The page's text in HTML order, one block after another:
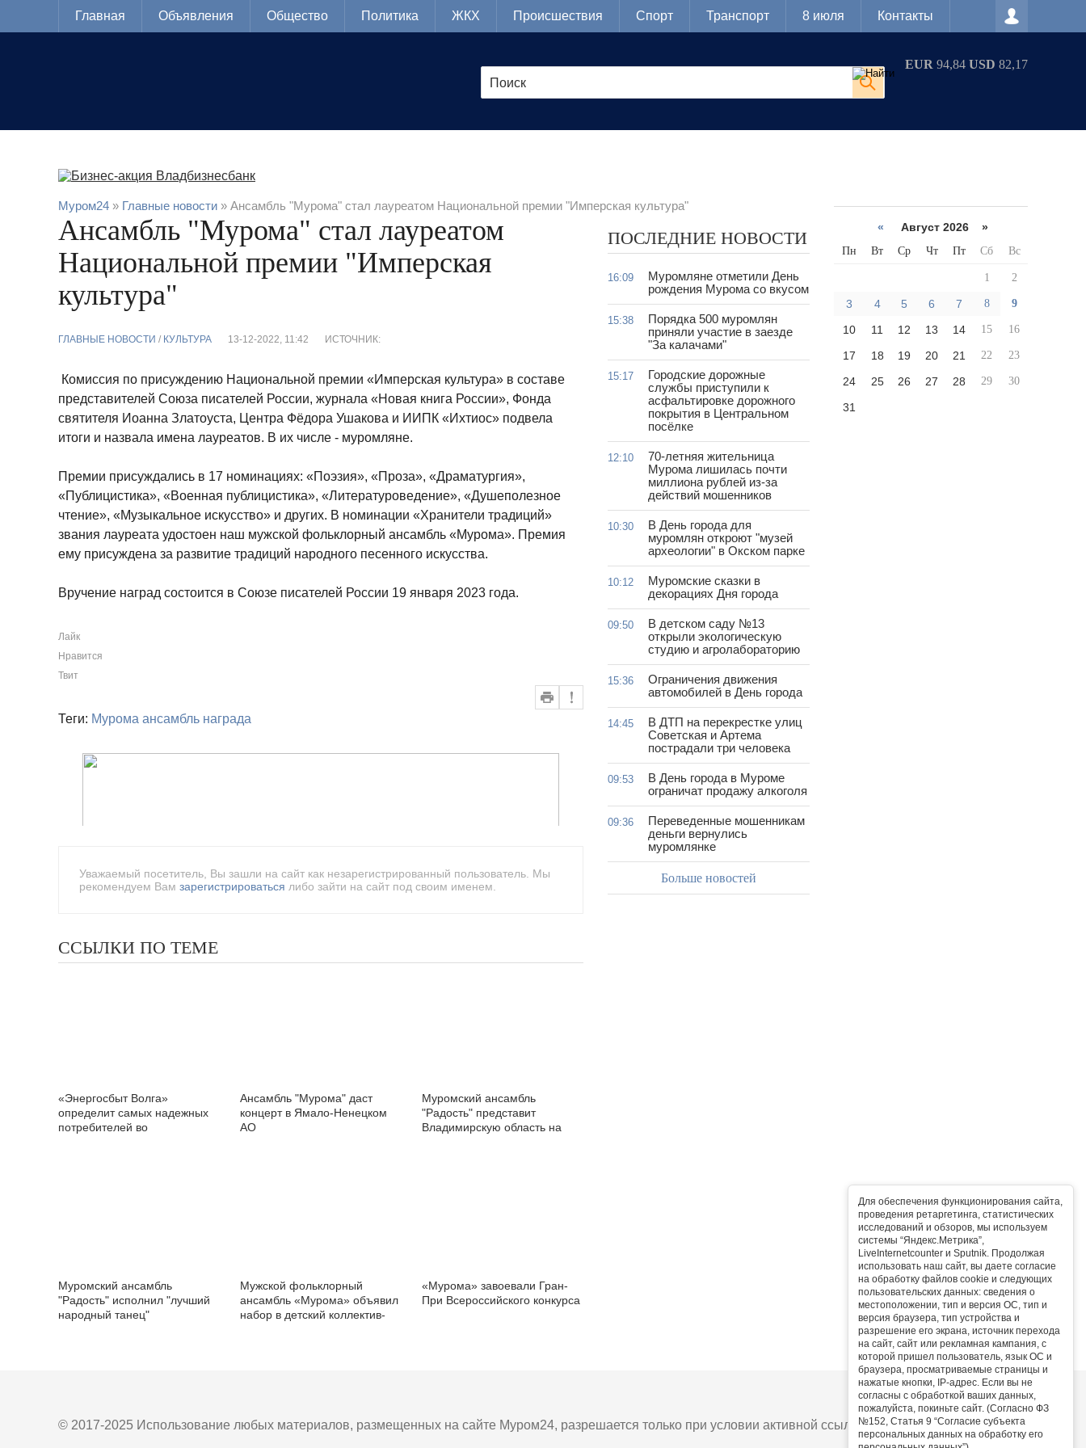
Для обеспечения функционирования сайта,
проведения ретаргетинга, статистических
исследований и обзоров, мы используем
системы “Яндекс.Метрика”,
LiveInternetcounter и Sputnik. Продолжая
использовать наш сайт, вы даете согласие
на обработку файлов cookie и следующих
пользовательских данных: сведения о
местоположении, тип и версия ОС, тип и
версия браузера, тип устройства и
разрешение его экрана, источник перехода
на сайт, сайт или рекламная кампания, с
которой пришел пользователь, язык ОС и
браузера, просматриваемые страницы и
нажатые кнопки, IP-адрес. Если вы не
согласны с обработкой ваших данных,
пожалуйста, покиньте сайт. (Согласно ФЗ
№152, Статья 9 “Согласие субъекта
персональных данных на обработку его
Главная Объявления Общество Политика ЖКХ Происшествия Спорт Транспорт 8 июля Контакты
EUR 94,84 USD 82,17
Муром24 » Главные новости » Ансамбль "Мурома" стал лауреатом Национальной премии "Имперская культура"
Ансамбль "Мурома" стал лауреатом
Национальной премии "Имперская
культура"
ГЛАВНЫЕ НОВОСТИ / КУЛЬТУРА 13-12-2022, 11:42 ИСТОЧНИК:
Комиссия по присуждению Национальной премии «Имперская культура» в составе
представителей Союза писателей России, журнала «Новая книга России», Фонда
святителя Иоанна Златоуста, Центра Фёдора Ушакова и ИИПК «Ихтиос» подвела
итоги и назвала имена лауреатов. В их числе - муромляне.
Премии присуждались в 17 номинациях: «Поэзия», «Проза», «Драматургия»,
«Публицистика», «Военная публицистика», «Литературоведение», «Душеполезное
чтение», «Музыкальное искусство» и других. В номинации «Хранители традиций»
звания лауреата удостоен наш мужской фольклорный ансамбль «Мурома». Премия
ему присуждена за развитие традиций народного песенного искусства.
Вручение наград состоится в Союзе писателей России 19 января 2023 года.
Лайк
Нравится
Твит
Теги: Мурома ансамбль награда
Уважаемый посетитель, Вы зашли на сайт как незарегистрированный пользователь. Мы
рекомендуем Вам зарегистрироваться либо зайти на сайт под своим именем.
ССЫЛКИ ПО ТЕМЕ
«Энергосбыт Волга»
определит самых надежных
потребителей во
Ансамбль "Мурома" даст
концерт в Ямало-Ненецком
АО
Муромский ансамбль
"Радость" представит
Владимирскую область на
Муромский ансамбль
"Радость" исполнил "лучший
народный танец"
Мужской фольклорный
ансамбль «Мурома» объявил
набор в детский коллектив-
«Мурома» завоевали Гран-
При Всероссийского конкурса
ПОСЛЕДНИЕ НОВОСТИ
16:09
Муромляне отметили День
рождения Мурома со вкусом
15:38
Порядка 500 муромлян
приняли участие в заезде
"За калачами"
15:17
Городские дорожные
службы приступили к
асфальтировке дорожного
покрытия в Центральном
посёлке
12:10
70-летняя жительница
Мурома лишилась почти
миллиона рублей из-за
действий мошенников
10:30
В День города для
муромлян откроют "музей
археологии" в Окском парке
10:12
Муромские сказки в
декорациях Дня города
09:50
В детском саду №13
открыли экологическую
студию и агролабораторию
15:36
Ограничения движения
автомобилей в День города
14:45
В ДТП на перекрестке улиц
Советская и Артема
пострадали три человека
09:53
В День города в Муроме
ограничат продажу алкоголя
09:36
Переведенные мошенникам
деньги вернулись
муромлянке
Больше новостей
« Август 2026 »
Пн Вт Ср Чт Пт Сб Вс
1 2
3 4 5 6 7 8 9
10 11 12 13 14 15 16
17 18 19 20 21 22 23
24 25 26 27 28 29 30
31
© 2017-2025 Использование любых материалов, размещенных на сайте Муром24, разрешается только при условии активной ссылки на сайт.